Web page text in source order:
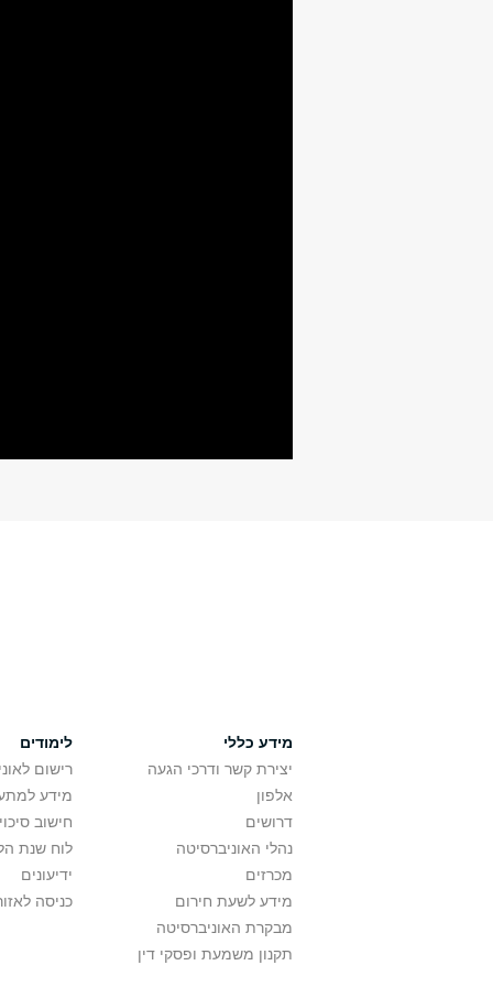
מידע כללי
יצירת קשר ודרכי הגעה
אלפון
דרושים
נהלי האוניברסיטה
מכרזים
מידע לשעת חירום
מבקרת האוניברסיטה
תקנון משמעת ופסקי דין
לימודים
רישום
מידע
חישוב
לוח שנת
ידיעונים
כניסה